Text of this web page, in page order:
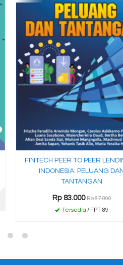
FINTECH PEER TO PEER
INDONESIA: PELUANG
TANTANGAN
Rp 83.000 Rp 87.000
Tersedia / FPT-89